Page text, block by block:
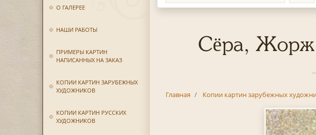
О ГАЛЕРЕЕ
НАШИ РАБОТЫ
ПРИМЕРЫ КАРТИН
НАПИСАННЫХ НА ЗАКАЗ
КОПИИ КАРТИН ЗАРУБЕЖНЫХ
ХУДОЖНИКОВ
КОПИИ КАРТИН РУССКИХ
ХУДОЖНИКОВ
Сёра,
Главная Копии картин зарубежных